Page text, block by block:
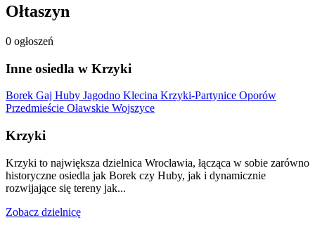
Ołtaszyn
0 ogłoszeń
Inne osiedla w Krzyki
Borek Gaj Huby Jagodno Klecina Krzyki-Partynice Oporów
Przedmieście Oławskie Wojszyce
Krzyki
Krzyki to największa dzielnica Wrocławia, łącząca w sobie zarówno
historyczne osiedla jak Borek czy Huby, jak i dynamicznie
rozwijające się tereny jak...
Zobacz dzielnicę